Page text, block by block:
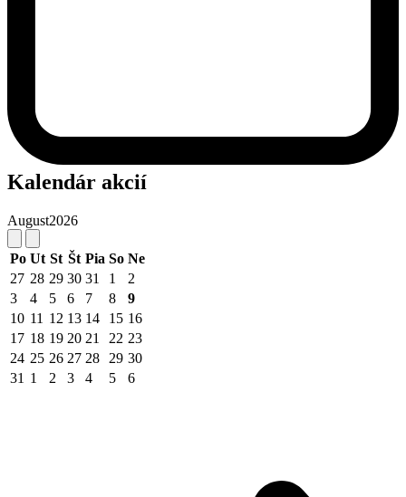
Kalendár akcií
August2026
Po Ut St Št Pia So Ne
27 28 29 30 31 1
2
3
4 5 6 7 8
9
10 11 12 13 14 15 16
17 18 19 20 21 22 23
24 25 26 27 28 29 30
31 1 2 3 4 5 6